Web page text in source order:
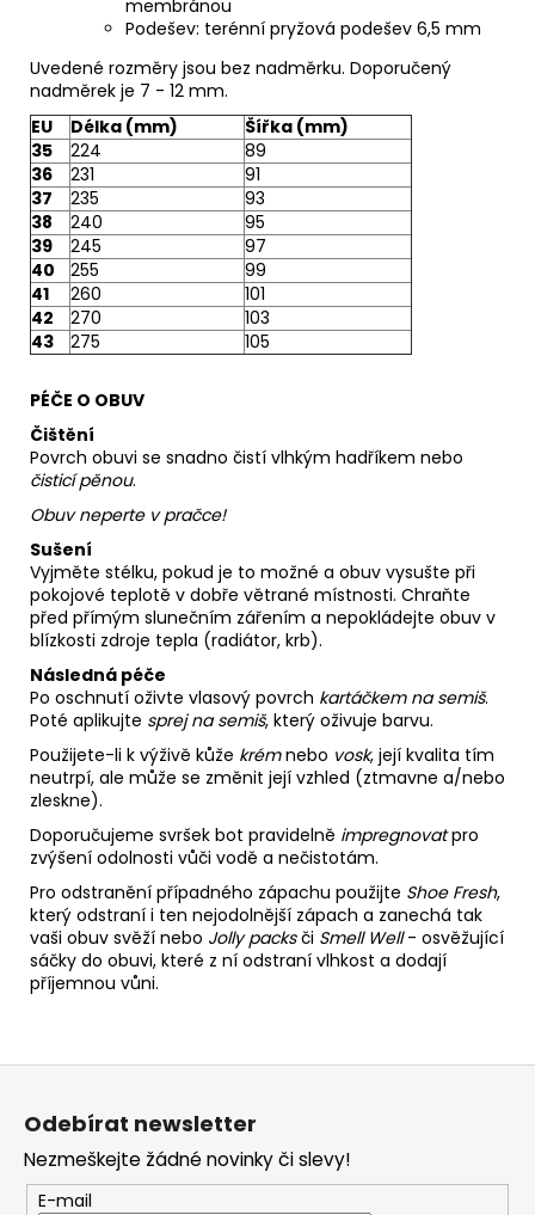
membránou
Podešev: terénní pryžová podešev 6,5 mm
Uvedené rozměry jsou bez nadměrku. Doporučený
nadměrek je 7 - 12 mm.
EU
Délka (mm)
Šířka (mm)
35
224
89
36
231
91
37
235
93
38
240
95
39
245
97
40
255
99
41
260
101
42
270
103
43
275 105
PÉČE O OBUV
Čištění
Povrch obuvi se snadno čistí vlhkým hadříkem nebo
čisticí pěnou.
Obuv neperte v pračce!
Sušení
Vyjměte stélku, pokud je to možné a obuv vysušte při
pokojové teplotě v dobře větrané místnosti. Chraňte
před přímým slunečním zářením a nepokládejte obuv v
blízkosti zdroje tepla (radiátor, krb).
Následná péče
Po oschnutí oživte vlasový povrch kartáčkem na semiš.
Poté aplikujte sprej na semiš, který oživuje barvu.
Použijete-li k výživě kůže krémnebo vosk, její kvalita tím
neutrpí, ale může se změnit její vzhled (ztmavne a/nebo
zleskne).
Doporučujeme svršek bot pravidelně impregnovatpro
zvýšení odolnosti vůči vodě a nečistotám.
Pro odstranění případného zápachu použijte Shoe Fresh,
který odstraní i ten nejodolnější zápach a zanechá tak
vaši obuv svěží nebo Jolly packs či Smell Well- osvěžující
sáčky do obuvi, které z ní odstraní vlhkost a dodají
příjemnou vůni.
Z
Odebírat newsletter
Nezmeškejte žádné novinky či slevy!
E-mail